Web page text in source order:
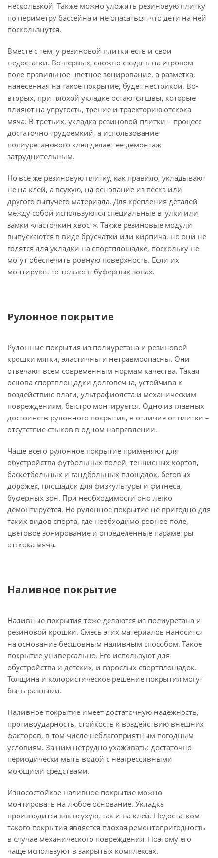
нескользкой. Также можно уложить резиновую плитку
по периметру бассейна и не опасаться, что дети на ней
поскользнутся.
Вместе с тем, у резиновой плитки есть и свои
недостатки. Во-первых, сложно создать на игровом
поле правильное цветное зонирование, а разметка,
нанесенная на такое покрытие, будет нестойкой. Во-
вторых, при плохой укладке остаются швы, которые
влияют на упругость, трение и траекторию отскока
мяча. В-третьих, укладка резиновой плитки – процесс
достаточно трудоемкий, а использование
полиуретанового клея делает ее демонтаж
затруднительным.
Но все же резиновую плитку, как правило, укладывают
не на клей, а всухую, на основание из песка или
другого сыпучего материала. Для крепления деталей
между собой используются специальные втулки или
замки «ласточкин хвост». Также резиновые модули
выпускаются в виде брусчатки или кирпича, но они не
годятся для укладки на спортплощадке, поскольку не
могут обеспечить ровную поверхность. Если их
монтируют, то только в буферных зонах.
Рулонное покрытие
Рулонные покрытия из полиуретана и резиновой
крошки мягки, эластичны и нетравмоопасны. Они
отвечают всем современным нормам качества. Такая
основа спортплощадки долговечна, устойчива к
воздействию влаги, ультрафиолета и механическим
повреждениям, быстро монтируется. Одно из главных
достоинств рулонного покрытия, в отличие от плитки –
отсутствие стыков в одном направлении.
Чаще всего рулонное покрытие применяют для
обустройства футбольных полей, теннисных кортов,
баскетбольных и гандбольных площадок, беговых
дорожек, площадок для физкультуры и фитнеса,
буферных зон. При необходимости оно легко
демонтируется. Но рулонное покрытие не пригодно для
таких видов спорта, где необходимо ровное поле,
цветовое зонирование и определенные параметры
отскока мяча.
Наливное покрытие
Наливные покрытия тоже делаются из полиуретана и
резиновой крошки. Смесь этих материалов наносится
на основание бесшовным наливным способом. Такое
покрытие универсально. Его используют для
обустройства и детских, и взрослых спортплощадок.
Толщина и колористическое решение покрытия могут
быть разными.
Наливное покрытие имеет достаточную надежность,
противоударность, стойкость к воздействию внешних
факторов, в том числе неблагоприятным погодным
условиям. За ним нетрудно ухаживать: достаточно
периодически мыть водой с неагрессивными
моющими средствами.
Износостойкое наливное покрытие можно
монтировать на любое основание. Укладка
производится как всухую, так и на клей. Недостатком
такого покрытия является плохая ремонтопригодность
в случае механического повреждения. Поэтому его
чаще используют в закрытых комплексах.